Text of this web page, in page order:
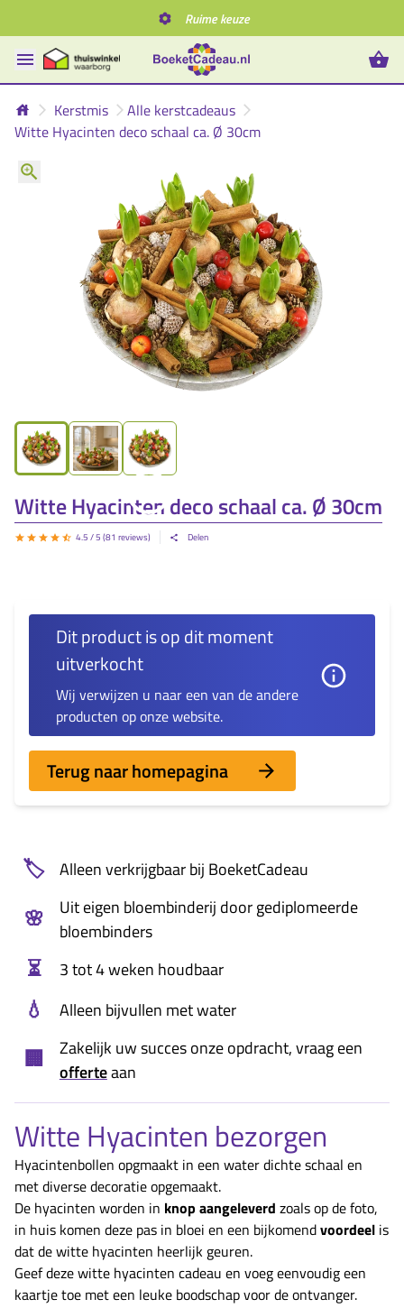
Ruime keuze
Kerstmis
Alle kerstcadeaus
Witte Hyacinten deco schaal ca. Ø 30cm
Witte Hyacinten deco schaal ca. Ø 30cm
4.5 / 5 (81 reviews) Delen
Dit product is op dit moment
uitverkocht
Wij verwijzen u naar een van de andere
producten op onze website.
Terug naar homepagina
🏷️ Alleen verkrijgbaar bij BoeketCadeau
🌸
Uit eigen bloembinderij door gediplomeerde
bloembinders
⏳ 3 tot 4 weken houdbaar
💧 Alleen bijvullen met water
🏢
Zakelijk uw succes onze opdracht, vraag een
offerteaan
Witte Hyacinten bezorgen
Hyacintenbollen opgmaakt in een water dichte schaal en
met diverse decoratie opgemaakt.
De hyacinten worden in knop aangeleverd zoals op de foto,
in huis komen deze pas in bloei en een bijkomendvoordeel is
dat de witte hyacinten heerlijk geuren.
Geef deze witte hyacinten cadeau en voeg eenvoudig een
kaartje toe met een leuke boodschap voor de ontvanger.